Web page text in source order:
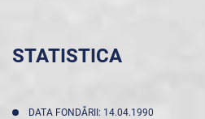
STATISTICA
DATA FONDĂRII: 14.04.1990